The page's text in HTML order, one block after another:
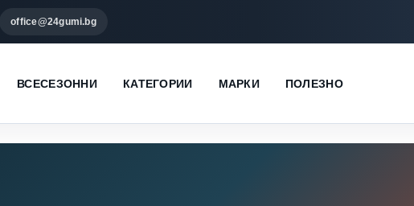
office@24gumi.bg
ВСЕСЕЗОННИ КАТЕГОРИИ МАРКИ ПОЛЕЗНО